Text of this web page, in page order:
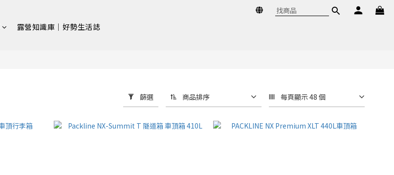
露營知識庫｜好勢生活誌
篩選 商品排序 每頁顯示 48 個